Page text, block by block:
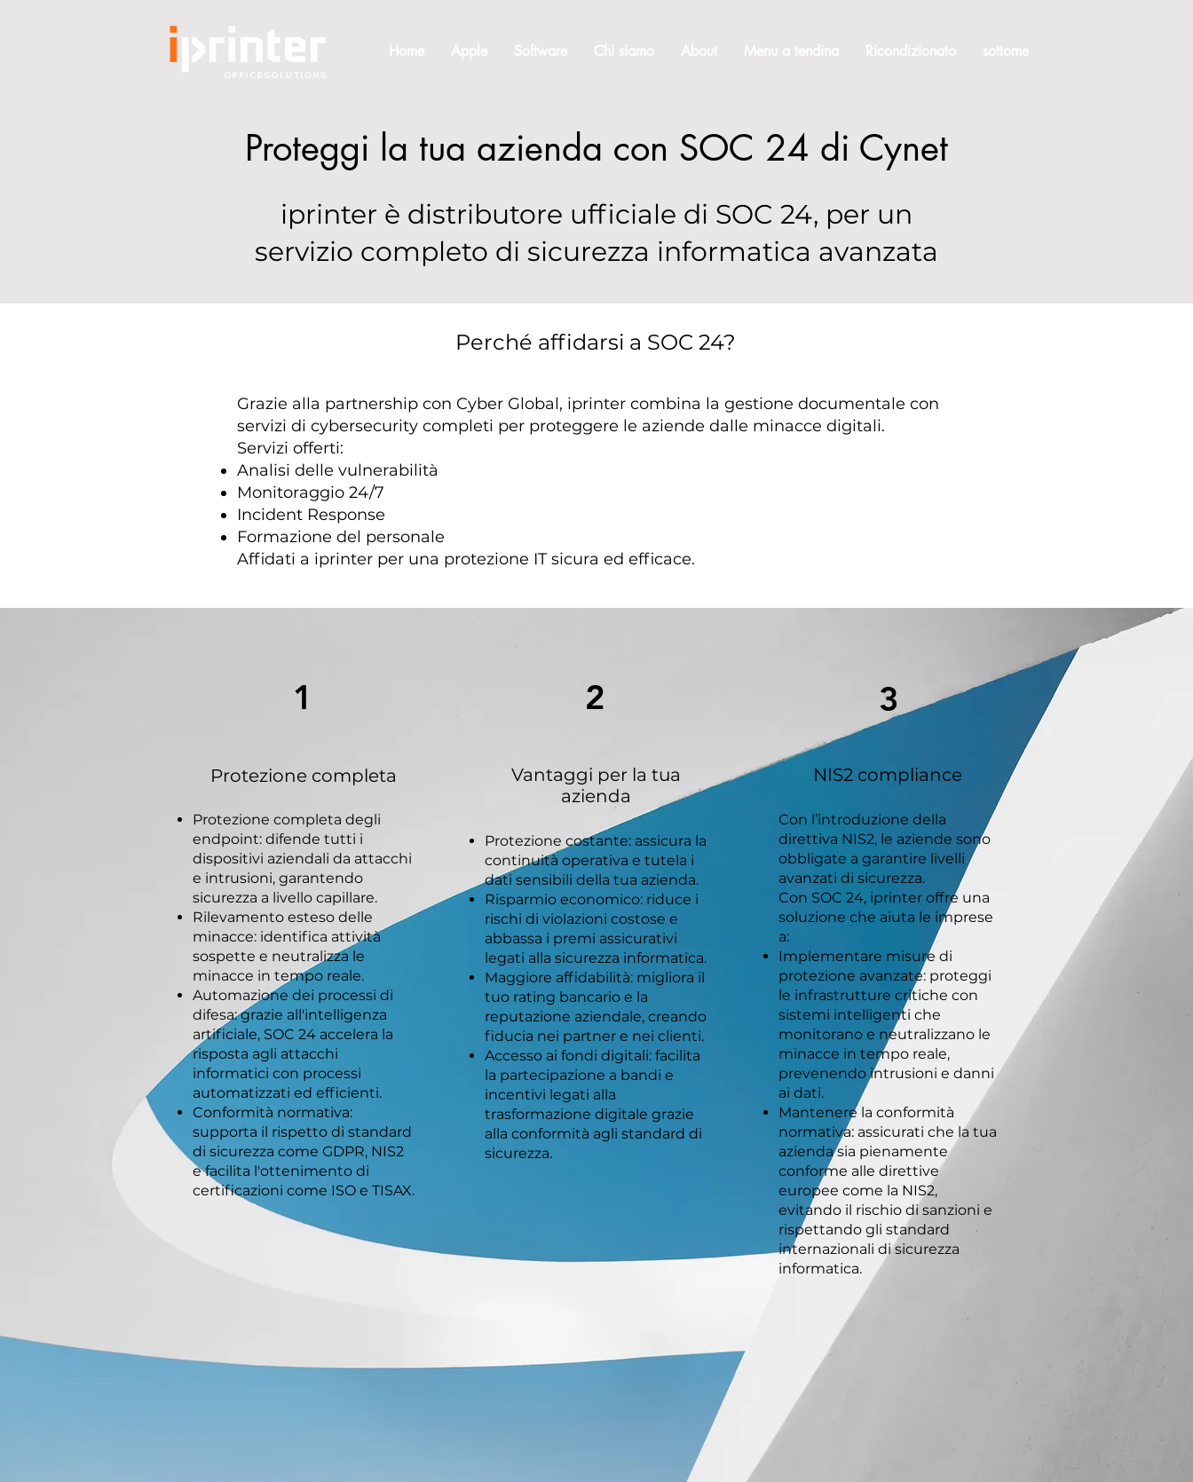
Home Apple Software Chi siamo About Menu a tendina Ricondizionato sottome
Proteggi la tua azienda con SOC 24 di Cynet
iprinter è distributore ufficiale di SOC 24, per un
servizio completo di sicurezza informatica avanzata
Perché affidarsi a SOC 24?
Grazie alla partnership con Cyber Global, iprinter combina la gestione documentale con
servizi di cybersecurity completi per proteggere le aziende dalle minacce digitali.
Servizi offerti:
Analisi delle vulnerabilità
Monitoraggio 24/7
Incident Response
Formazione del personale
Affidati a iprinter per una protezione IT sicura ed efficace.
1
Protezione completa
Protezione completa degli
endpoint: difende tutti i
dispositivi aziendali da attacchi
e intrusioni, garantendo
sicurezza a livello capillare.
Rilevamento esteso delle
minacce: identifica attività
sospette e neutralizza le
minacce in tempo reale.
Automazione dei processi di
difesa: grazie all'intelligenza
artificiale, SOC 24 accelera la
risposta agli attacchi
informatici con processi
automatizzati ed efficienti.
Conformità normativa:
supporta il rispetto di standard
di sicurezza come GDPR, NIS2
e facilita l'ottenimento di
certificazioni come ISO e TISAX.
2
Vantaggi per la tua
azienda
Protezione costante: assicura la
continuità operativa e tutela i
dati sensibili della tua azienda.
Risparmio economico: riduce i
rischi di violazioni costose e
abbassa i premi assicurativi
legati alla sicurezza informatica.
Maggiore affidabilità: migliora il
tuo rating bancario e la
reputazione aziendale, creando
fiducia nei partner e nei clienti.
Accesso ai fondi digitali: facilita
la partecipazione a bandi e
incentivi legati alla
trasformazione digitale grazie
alla conformità agli standard di
sicurezza.
3
NIS2 compliance
Con l’introduzione della
direttiva NIS2, le aziende sono
obbligate a garantire livelli
avanzati di sicurezza.
Con SOC 24, iprinter offre una
soluzione che aiuta le imprese
a:
Implementare misure di
protezione avanzate: proteggi
le infrastrutture critiche con
sistemi intelligenti che
monitorano e neutralizzano le
minacce in tempo reale,
prevenendo intrusioni e danni
ai dati.
Mantenere la conformità
normativa: assicurati che la tua
azienda sia pienamente
conforme alle direttive
europee come la NIS2,
evitando il rischio di sanzioni e
rispettando gli standard
internazionali di sicurezza
informatica.